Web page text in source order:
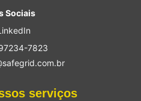
Sociais
7823
serviços